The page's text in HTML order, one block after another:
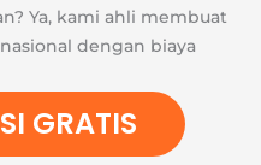
Ya, kami ahli membuat
dengan biaya
GRATIS